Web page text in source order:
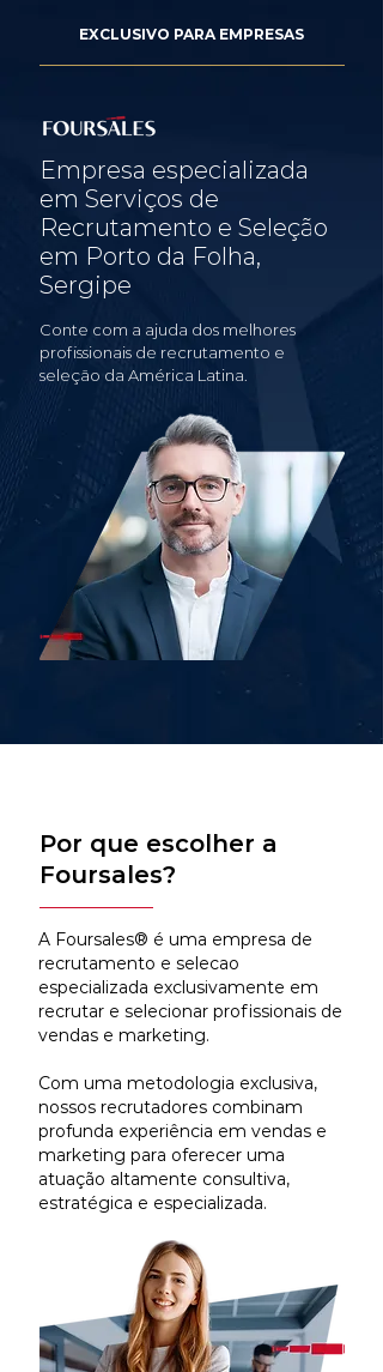
EXCLUSIVO PARA EMPRESAS
Empresa especializada
em Serviços de
Recrutamento e Seleção
em Porto da Folha,
Sergipe
Conte com a ajuda dos melhores
profissionais de recrutamento e
seleção da América Latina.
Por que escolher a
Foursales?
A Foursales® é uma empresa de
recrutamento e selecao
especializada exclusivamente em
recrutar e selecionar profissionais de
vendas e marketing.
Com uma metodologia exclusiva,
nossos recrutadores combinam
profunda experiência em vendas e
marketing para oferecer uma
atuação altamente consultiva,
estratégica e especializada.